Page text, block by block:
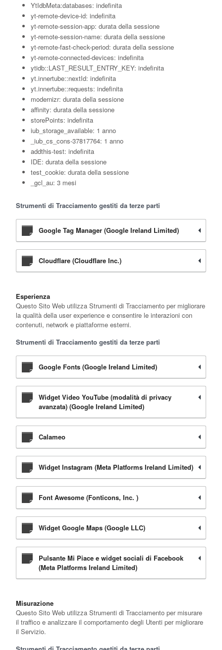
YtIdbMeta:databases: indefinita
yt-remote-device-id: indefinita
yt-remote-session-app: durata della sessione
yt-remote-session-name: durata della sessione
yt-remote-fast-check-period: durata della sessione
yt-remote-connected-devices: indefinita
ytidb::LAST_RESULT_ENTRY_KEY: indefinita
yt.innertube::nextId: indefinita
yt.innertube::requests: indefinita
modernizr: durata della sessione
affinity: durata della sessione
storePoints: indefinita
iub_storage_available: 1 anno
_iub_cs_cons-37817764: 1 anno
addthis-test: indefinita
IDE: durata della sessione
test_cookie: durata della sessione
_gcl_au: 3 mesi
Strumenti di Tracciamento gestiti da terze parti
Google Tag Manager (Google Ireland Limited)
Cloudflare (Cloudflare Inc.)
Esperienza
Questo Sito Web utilizza Strumenti di Tracciamento per migliorare
la qualità della user experience e consentire le interazioni con
contenuti, network e piattaforme esterni.
Strumenti di Tracciamento gestiti da terze parti
Google Fonts (Google Ireland Limited)
Widget Video YouTube (modalità di privacy
avanzata) (Google Ireland Limited)
Calameo
Widget Instagram (Meta Platforms Ireland Limited)
Font Awesome (Fonticons, Inc. )
Widget Google Maps (Google LLC)
Pulsante Mi Piace e widget sociali di Facebook
(Meta Platforms Ireland Limited)
Misurazione
Questo Sito Web utilizza Strumenti di Tracciamento per misurare
il traffico e analizzare il comportamento degli Utenti per migliorare
il Servizio.